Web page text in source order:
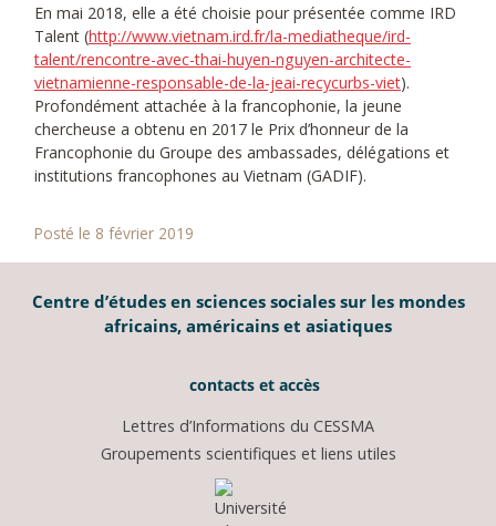
En mai 2018, elle a été choisie pour présentée comme IRD
Talent (http://www.vietnam.ird.fr/la-mediatheque/ird-
talent/rencontre-avec-thai-huyen-nguyen-architecte-
vietnamienne-responsable-de-la-jeai-recycurbs-viet).
Profondément attachée à la francophonie, la jeune
chercheuse a obtenu en 2017 le Prix d’honneur de la
Francophonie du Groupe des ambassades, délégations et
institutions francophones au Vietnam (GADIF).
Posté le 8 février 2019
Centre d’études en sciences sociales sur les mondes
africains, américains et asiatiques
contacts et accès
Lettres d’Informations du CESSMA
Groupements scientifiques et liens utiles